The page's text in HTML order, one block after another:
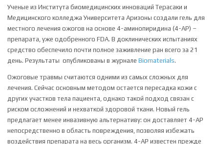
Ученые из Института биомедицинских инноваций Терасаки и
Медицинского колледжа Университета Аризоны создали гель для
местного лечения ожогов на основе 4-аминопиридина (4-AP) –
препарата, уже одобренного FDA. В доклинических испытаниях
средство обеспечило почти полное заживление ран всего за 21
день. Результаты опубликованы в журнале Biomaterials.
Ожоговые травмы считаются одними из самых сложных для
лечения. Сейчас основным методом остается пересадка кожи с
других участков тела пациента, однако такой подход связан с
риском осложнений и нехваткой здоровой ткани. Новый гель
предлагает менее инвазивную альтернативу: он доставляет 4-AP
непосредственно в область повреждения, позволяя избежать
воздействия препарата на весь организм. 4-AP известен прежде